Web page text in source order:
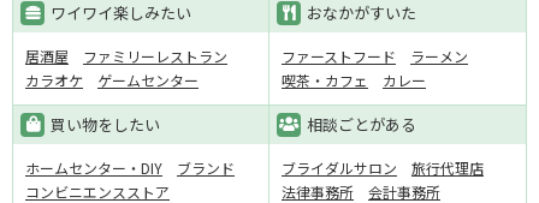
ワイワイ楽しみたい
居酒屋
ファミリーレストラン
カラオケ
ゲームセンター
おなかがすいた
ファーストフード
ラーメン
喫茶・カフェ
カレー
買い物をしたい
ホームセンター・DIY
ブランド
コンビニエンスストア
相談ごとがある
ブライダルサロン
旅行代理店
法律事務所
会計事務所